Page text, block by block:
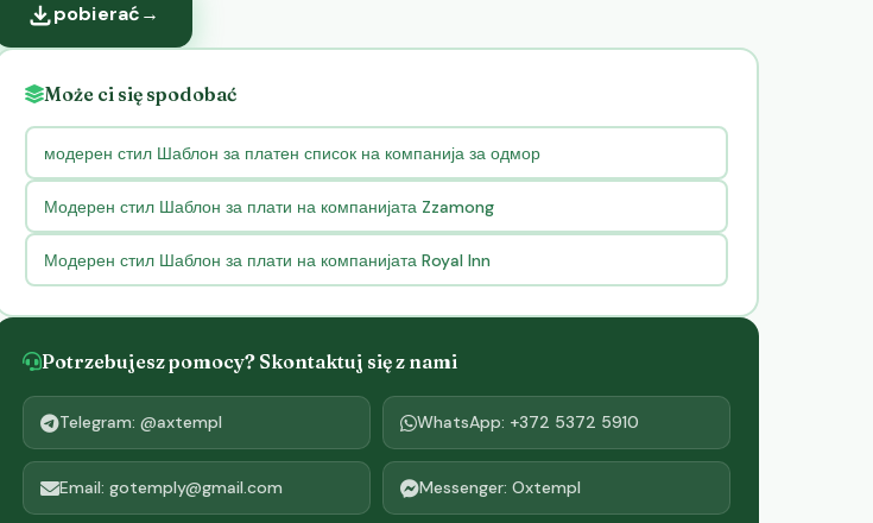
pobierać→
Może ci się spodobać
модерен стил Шаблон за платен список на компанија за одмор
Модерен стил Шаблон за плати на компанијата Zzamong
Модерен стил Шаблон за плати на компанијата Royal Inn
Potrzebujesz pomocy? Skontaktuj się z nami
Telegram: @axtempl WhatsApp: +372 5372 5910
Email: gotemply@gmail.com Messenger: Oxtempl